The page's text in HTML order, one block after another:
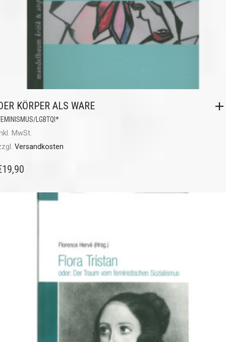
KÖRPER ALS WARE
LGBTQI*
MwSt.
Versandkosten
19,90